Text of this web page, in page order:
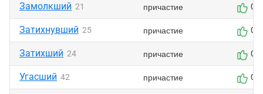
Замолкший 21 причастие 0
Затихнувший 25 причастие 0
Затихший 24 причастие 0
Угасший 42 причастие 0